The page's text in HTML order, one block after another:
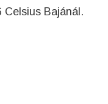
Bajánál.